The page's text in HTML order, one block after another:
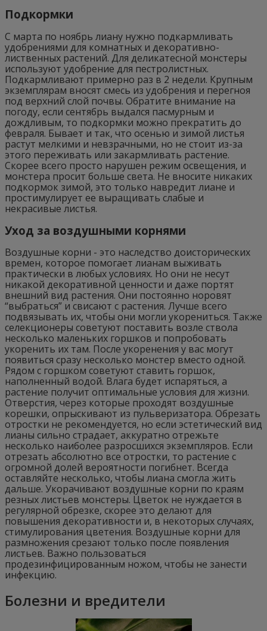
Подкормки
С марта по ноябрь лиану нужно подкармливать
удобрениями для комнатных и декоративно-
лиственных растений. Для деликатесной монстеры
используют удобрение для пестролистных.
Подкармливают примерно раз в 2 недели. Крупным
экземплярам вносят смесь из удобрения и перегноя
под верхний слой почвы. Обратите внимание на
погоду, если сентябрь выдался пасмурным и
дождливым, то подкормки можно прекратить до
февраля. Бывает и так, что осенью и зимой листья
растут мелкими и невзрачными, но не стоит из-за
этого переживать или закармливать растение.
Скорее всего просто нарушен режим освещения, и
монстера просит больше света. Не вносите никаких
подкормок зимой, это только навредит лиане и
простимулирует ее выращивать слабые и
некрасивые листья.
Уход за воздушными корнями
Воздушные корни - это наследство доисторических
времен, которое помогает лианам выживать
практически в любых условиях. Но они не несут
никакой декоративной ценности и даже портят
внешний вид растения. Они постоянно норовят
“выбраться” и свисают с растения. Лучше всего
подвязывать их, чтобы они могли укорениться. Также
селекционеры советуют поставить возле ствола
несколько маленьких горшков и попробовать
укоренить их там. После укоренения у вас могут
появиться сразу несколько монстер вместо одной.
Рядом с горшком советуют ставить горшок,
наполненный водой. Влага будет испаряться, а
растение получит оптимальные условия для жизни.
Отверстия, через которые проходят воздушные
корешки, опрыскивают из пульверизатора. Обрезать
отростки не рекомендуется, но если эстетический вид
лианы сильно страдает, аккуратно отрежьте
несколько наиболее разросшихся экземпляров. Если
отрезать абсолютно все отростки, то растение с
огромной долей вероятности погибнет. Всегда
оставляйте несколько, чтобы лиана смогла жить
дальше. Укорачивают воздушные корни по краям
резных листьев монстеры. Цветок не нуждается в
регулярной обрезке, скорее это делают для
повышения декоративности и, в некоторых случаях,
стимулирования цветения. Воздушные корни для
размножения срезают только после появления
листьев. Важно пользоваться
продезинфицированным ножом, чтобы не занести
инфекцию.
Болезни и вредители